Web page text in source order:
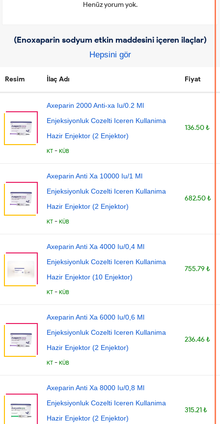
Henüz yorum yok.
(Enoxaparin sodyum etkin maddesini içeren ilaçlar)
Hepsini gör
Resim İlaç Adı Fiyat
Axeparin 2000 Anti-xa Iu/0.2 Ml
Enjeksiyonluk Cozelti Iceren Kullanima
Hazir Enjektor (2 Enjektor)
KT - KÜB
136.50 ₺
Axeparin Anti Xa 10000 Iu/1 Ml
Enjeksiyonluk Cozelti Iceren Kullanima
Hazir Enjektor (2 Enjektor)
KT - KÜB
682.50 ₺
Axeparin Anti Xa 4000 Iu/0,4 Ml
Enjeksiyonluk Cozelti Iceren Kullanima
Hazir Enjektor (10 Enjektor)
KT - KÜB
755.79 ₺
Axeparin Anti Xa 6000 Iu/0,6 Ml
Enjeksiyonluk Cozelti Iceren Kullanima
Hazir Enjektor (2 Enjektor)
KT - KÜB
236.46 ₺
Axeparin Anti Xa 8000 Iu/0,8 Ml
Enjeksiyonluk Cozelti Iceren Kullanima
Hazir Enjektor (2 Enjektor)
315.21 ₺